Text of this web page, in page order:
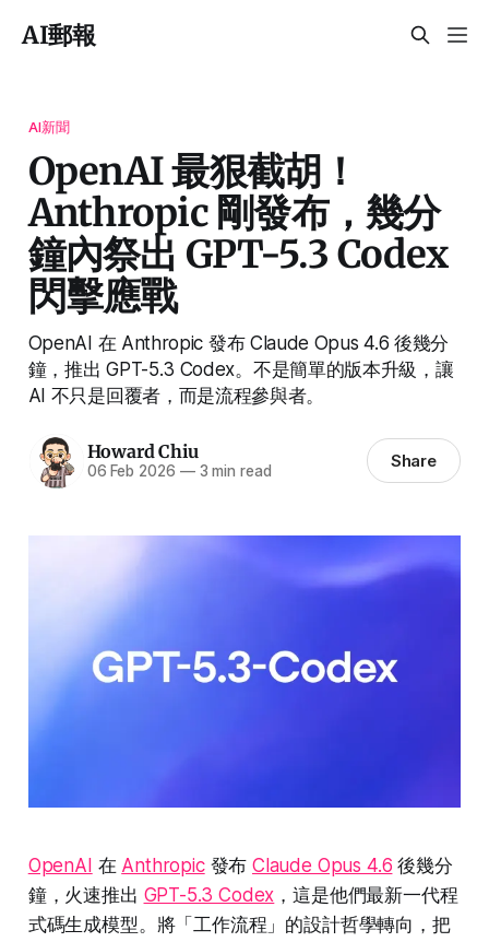
AI郵報
AI新聞
OpenAI 最狠截胡！
Anthropic 剛發布，幾分
鐘內祭出 GPT-5.3 Codex
閃擊應戰
OpenAI 在 Anthropic 發布 Claude Opus 4.6 後幾分
鐘，推出 GPT-5.3 Codex。不是簡單的版本升級，讓
AI 不只是回覆者，而是流程參與者。
Howard Chiu
06 Feb 2026 —3 min read Share
OpenAI 在 Anthropic發布 Claude Opus 4.6 後幾分
鐘，火速推出 GPT-5.3 Codex ，這是他們最新一代程
式碼生成模型。將「工作流程」的設計哲學轉向，把